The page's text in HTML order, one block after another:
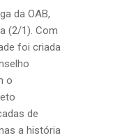
da OAB,
(2/1). Com
foi criada
o
de
a história